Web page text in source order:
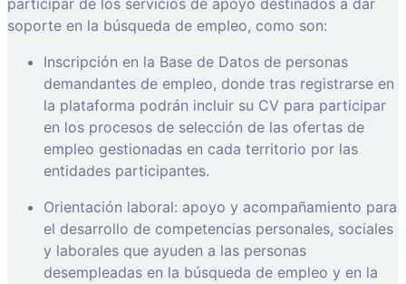
soporte en la búsqueda de empleo, como son:
Inscripción en la Base de Datos de personas
demandantes de empleo, donde tras registrarse en
la plataforma podrán incluir su CV para participar
en los procesos de selección de las ofertas de
empleo gestionadas en cada territorio por las
entidades participantes.
Orientación laboral: apoyo y acompañamiento para
el desarrollo de competencias personales, sociales
y laborales que ayuden a las personas
desempleadas en la búsqueda de empleo y en la